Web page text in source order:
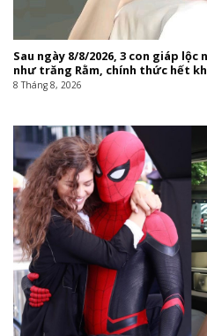
Sau ngày 8/8/2026, 3 con giáp
như trăng Rằm, chính thức hết
8 Tháng 8, 2026